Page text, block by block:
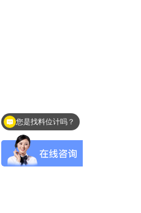
现在购买有优惠，可以了解下？